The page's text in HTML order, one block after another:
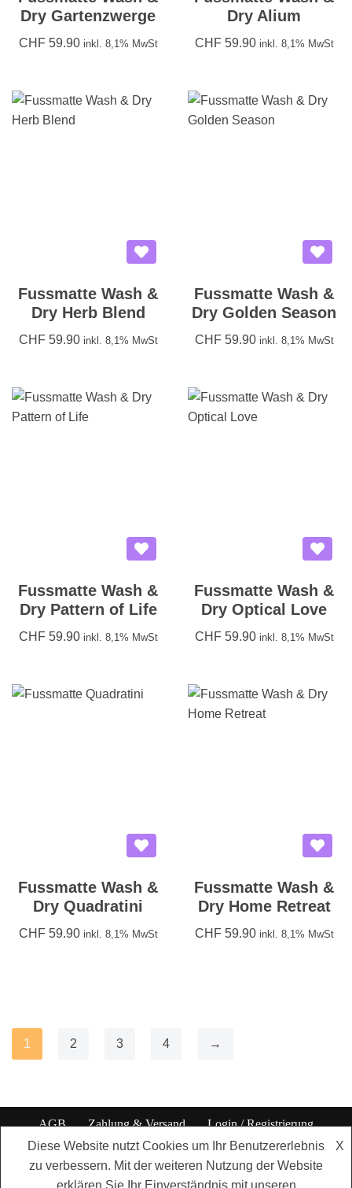
Dry Gartenzwerge
CHF59.90 inkl. 8,1% MwSt
Dry Alium
CHF59.90 inkl. 8,1% MwSt
Fussmatte Wash &
Dry Herb Blend
CHF59.90 inkl. 8,1% MwSt
Fussmatte Wash &
Dry Golden Season
CHF59.90 inkl. 8,1% MwSt
Fussmatte Wash &
Dry Pattern of Life
CHF59.90 inkl. 8,1% MwSt
Fussmatte Wash &
Dry Optical Love
CHF59.90 inkl. 8,1% MwSt
Fussmatte Wash &
Dry Quadratini
CHF59.90 inkl. 8,1% MwSt
Fussmatte Wash &
Dry Home Retreat
CHF59.90 inkl. 8,1% MwSt
1 2 3 4 →
AGB Zahlung & Versand
Login / Registrierung
Datenschutzbestimmungen
Impressum
- Willisauerstrasse 17 - 6122
Diese Website nutzt Cookies um Ihr Benutzererlebnis
zu verbessern. Mit der weiteren Nutzung der Website
erklären Sie Ihr Einverständnis mit unseren
X